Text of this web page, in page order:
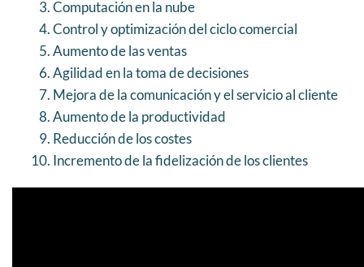
Computación en la nube
Control y optimización del ciclo comercial
Aumento de las ventas
Agilidad en la toma de decisiones
Mejora de la comunicación y el servicio al cliente
Aumento de la productividad
Reducción de los costes
Incremento de la fidelización de los clientes